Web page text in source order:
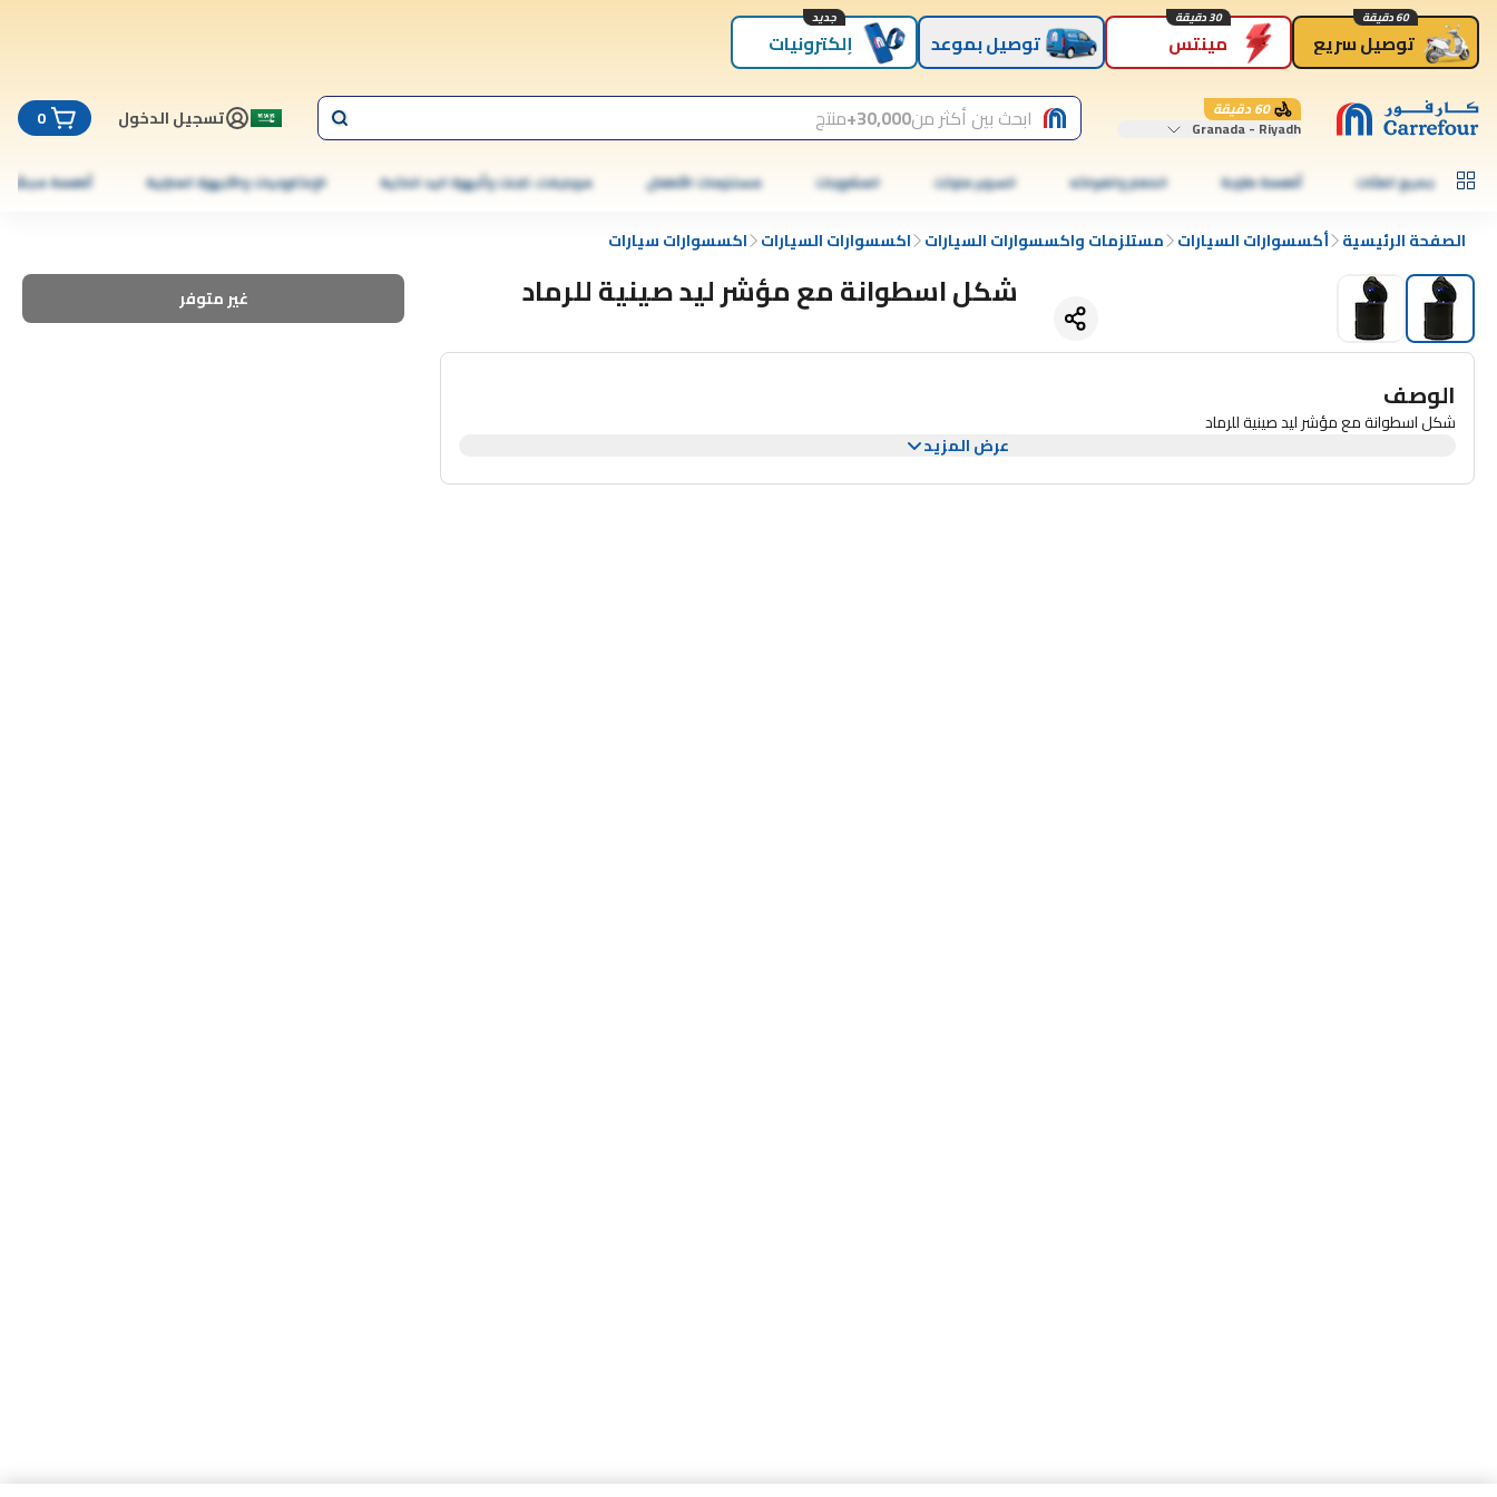
توصيل سريع
60 دقيقة
مينتس
30 دقيقة
توصيل بموعد إلكترونيات
جديد
60 دقيقة
Granada - Riyadh ابحث بين أكثر من30,000+ منتج تسجيل الدخول 0
جميع الفئات أطعمة طازجة الخضار والفواكه السوبر ماركت المشروبات مستلزمات الأطفال موبايلات، تابلت وأجهزة اليد الذكية الإلكترونيات والأجهزة المنزلية أطعمة مجمّدة
الصفحة الرئيسية أكسسوارات السيارات مستلزمات واكسسوارات السيارات اكسسوارات السيارات اكسسوارات سيارات
شكل اسطوانة مع مؤشر ليد صينية للرماد غير متوفر
الوصف
شكل اسطوانة مع مؤشر ليد صينية للرماد
عرض المزيد